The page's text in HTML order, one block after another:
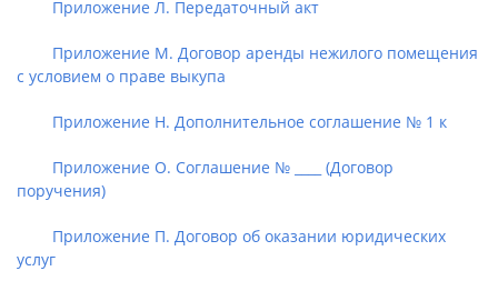
Приложение Л. Передаточный акт
Приложение М. Договор аренды нежилого помещения
с условием о праве выкупа
Приложение Н. Дополнительное соглашение № 1 к
Приложение О. Соглашение № ____ (Договор
поручения)
Приложение П. Договор об оказании юридических
услуг